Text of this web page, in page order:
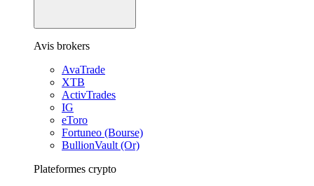
Avis brokers
AvaTrade
XTB
ActivTrades
IG
eToro
Fortuneo (Bourse)
BullionVault (Or)
Plateformes crypto